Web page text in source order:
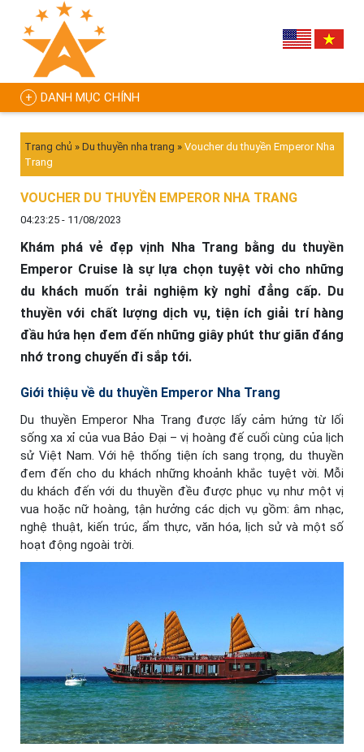
DANH MỤC CHÍNH
Trang chủ » Du thuyền nha trang » Voucher du thuyền Emperor Nha
Trang
VOUCHER DU THUYỀN EMPEROR NHA TRANG
04:23:25 - 11/08/2023
Khám phá vẻ đẹp vịnh Nha Trang bằng du thuyền
Emperor Cruise là sự lựa chọn tuyệt vời cho những
du khách muốn trải nghiệm kỳ nghỉ đẳng cấp. Du
thuyền với chất lượng dịch vụ, tiện ích giải trí hàng
đầu hứa hẹn đem đến những giây phút thư giãn đáng
nhớ trong chuyến đi sắp tới.
Giới thiệu về du thuyền Emperor Nha Trang
Du thuyền Emperor Nha Trang được lấy cảm hứng từ lối
sống xa xỉ của vua Bảo Đại – vị hoàng đế cuối cùng của lịch
sử Việt Nam. Với hệ thống tiện ích sang trọng, du thuyền
đem đến cho du khách những khoảnh khắc tuyệt vời. Mỗi
du khách đến với du thuyền đều được phục vụ như một vị
vua hoặc nữ hoàng, tận hưởng các dịch vụ gồm: âm nhạc,
nghệ thuật, kiến trúc, ẩm thực, văn hóa, lịch sử và một số
hoạt động ngoài trời.